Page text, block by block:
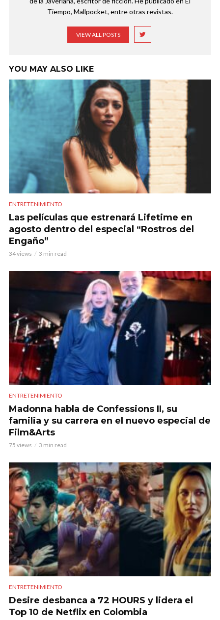
Tiempo, Mallpocket, entre otras revistas.
VIEW ALL POSTS
YOU MAY ALSO LIKE
ENTRETENIMIENTO
Las películas que estrenará Lifetime en
agosto dentro del especial “Rostros del
Engaño”
34 views 3 min read
ENTRETENIMIENTO
Madonna habla de Confessions II, su
familia y su carrera en el nuevo especial de
Film&Arts
75 views 3 min read
ENTRETENIMIENTO
Desire desbanca a 72 HOURS y lidera el
Top 10 de Netflix en Colombia